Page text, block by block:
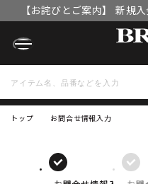
【お詫びとご案内】 新規
OFFクーポン」
トップ お問合せ情報入力